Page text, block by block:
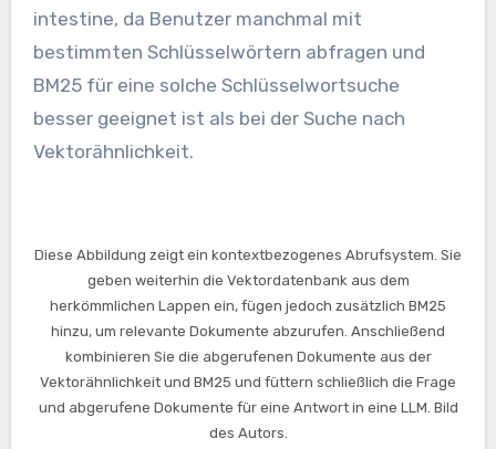
intestine, da Benutzer manchmal mit
bestimmten Schlüsselwörtern abfragen und
BM25 für eine solche Schlüsselwortsuche
besser geeignet ist als bei der Suche nach
Vektorähnlichkeit.
Diese Abbildung zeigt ein kontextbezogenes Abrufsystem. Sie
geben weiterhin die Vektordatenbank aus dem
herkömmlichen Lappen ein, fügen jedoch zusätzlich BM25
hinzu, um relevante Dokumente abzurufen. Anschließend
kombinieren Sie die abgerufenen Dokumente aus der
Vektorähnlichkeit und BM25 und füttern schließlich die Frage
und abgerufene Dokumente für eine Antwort in eine LLM. Bild
des Autors.